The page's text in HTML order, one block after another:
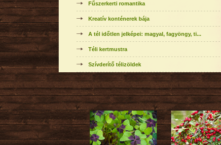
Fűszerkerti romantika
Kreatív konténerek bája
A tél időtlen jelképei: magyal, fagyöngy, ti...
Téli kertmustra
Szívderítő télizöldek